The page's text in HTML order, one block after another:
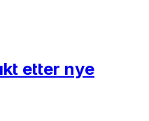
etter nye